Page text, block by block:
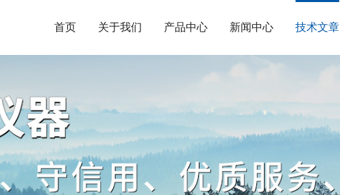
首页 关于我们 产品中心 新闻中心 技术文章